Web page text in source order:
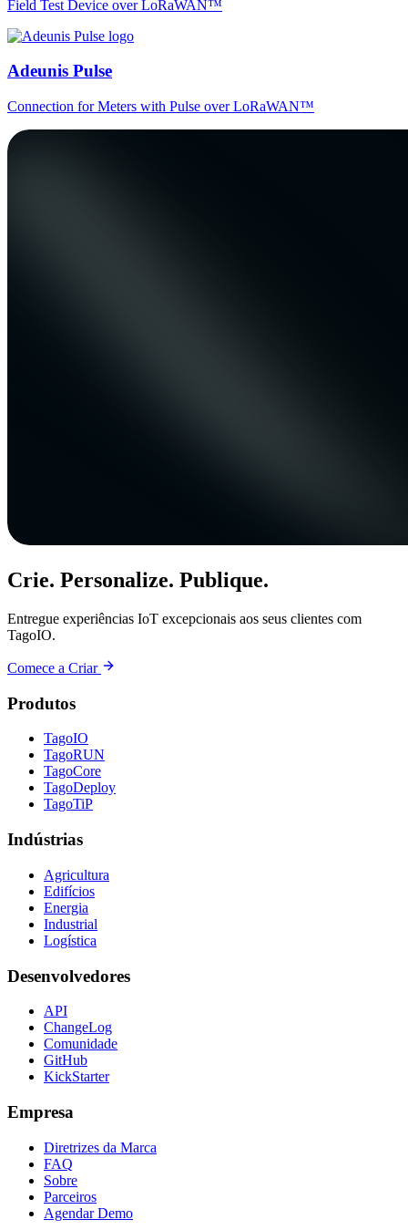
Field Test Device over LoRaWAN™
Adeunis Pulse
Connection for Meters with Pulse over LoRaWAN™
Crie. Personalize. Publique.
Entregue experiências IoT excepcionais aos seus clientes com
TagoIO.
Comece a Criar
Produtos
TagoIO
TagoRUN
TagoCore
TagoDeploy
TagoTiP
Indústrias
Agricultura
Edifícios
Energia
Industrial
Logística
Desenvolvedores
API
ChangeLog
Comunidade
GitHub
KickStarter
Empresa
Diretrizes da Marca
FAQ
Sobre
Parceiros
Agendar Demo